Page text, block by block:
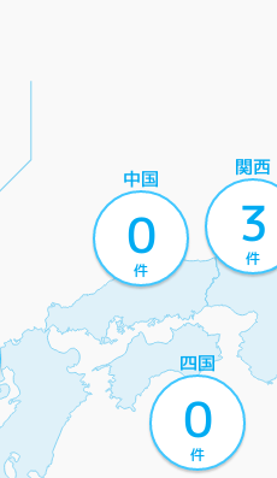
関西
3
件
中国
0
件
四国
0
件